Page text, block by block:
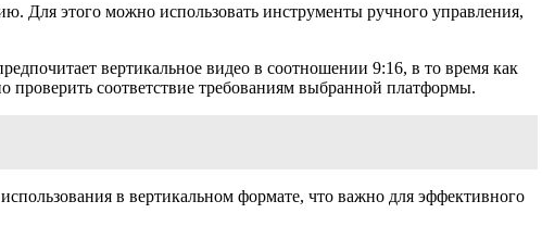
Для этого можно использовать инструменты ручного управления,
вертикальное видео в соотношении 9:16, в то время как
проверить соответствие требованиям выбранной платформы.
в вертикальном формате, что важно для эффективного